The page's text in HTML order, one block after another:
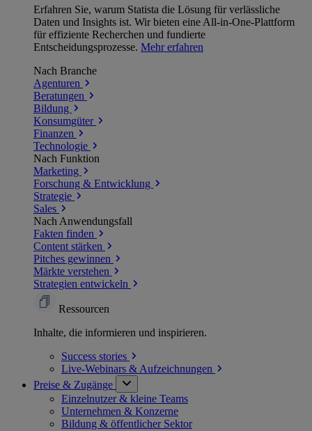
Erfahren Sie, warum Statista die Lösung für verlässliche
Daten und Insights ist. Wir bieten eine All-in-One-Plattform
für effiziente Recherchen und fundierte
Entscheidungsprozesse. Mehr erfahren
Nach Branche
Agenturen
Beratungen
Bildung
Konsumgüter
Finanzen
Technologie
Nach Funktion
Marketing
Forschung & Entwicklung
Strategie
Sales
Nach Anwendungsfall
Fakten finden
Content stärken
Pitches gewinnen
Märkte verstehen
Strategien entwickeln
Ressourcen
Inhalte, die informieren und inspirieren.
Success stories
Live-Webinars & Aufzeichnungen
Preise & Zugänge
Einzelnutzer & kleine Teams
Unternehmen & Konzerne
Bildung & öffentlicher Sektor